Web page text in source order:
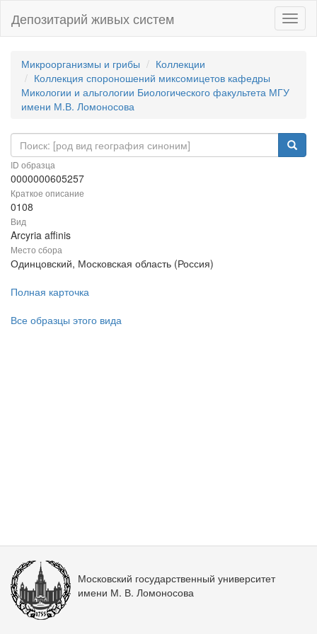
Депозитарий живых систем
Микроорганизмы и грибы
Коллекции
Коллекция спороношений миксомицетов кафедры
Микологии и альгологии Биологического факультета МГУ
имени М.В. Ломоносова
ID образца
0000000605257
Краткое описание
0108
Вид
Arcyria affinis
Место сбора
Одинцовский, Московская область (Россия)
Полная карточка
Все образцы этого вида
Московский государственный университет
имени М. В. Ломоносова